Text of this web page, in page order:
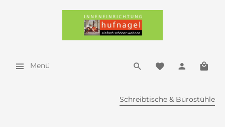
Menü
Schreibtische & Bürostühle